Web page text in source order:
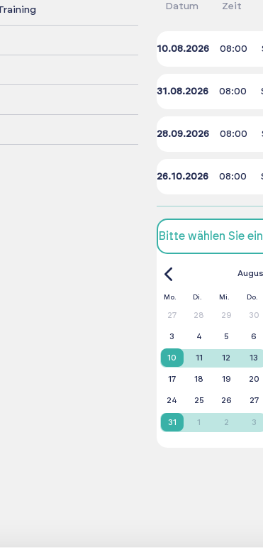
Datum Zeit
10.08.2026 08:00
31.08.2026 08:00
28.09.2026 08:00
26.10.2026 08:00
Bitte wählen Sie
Mo. Di. Mi. Do.
27 28 29 30
3 4 5 6
10 11 12 13
17 18 19 20
24 25 26 27
31 1 2 3